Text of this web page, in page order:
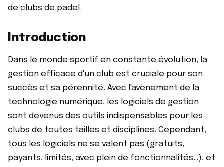
de clubs de padel.
Introduction
Dans le monde sportif en constante évolution, la
gestion efficace d'un club est cruciale pour son
succès et sa pérennité. Avec l'avènement de la
technologie numérique, les logiciels de gestion
sont devenus des outils indispensables pour les
clubs de toutes tailles et disciplines. Cependant,
tous les logiciels ne se valent pas (gratuits,
payants, limités, avec plein de fonctionnalités…), et